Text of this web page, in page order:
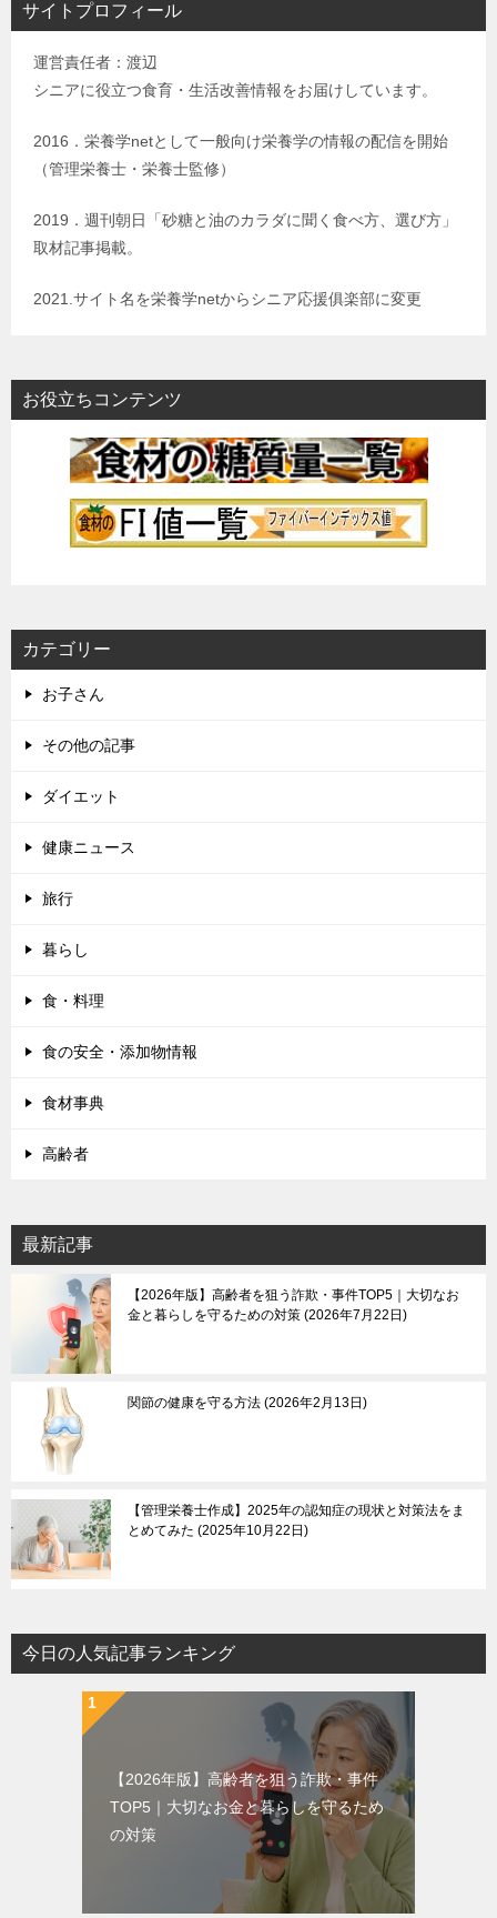
サイトプロフィール
運営責任者：渡辺
シニアに役立つ食育・生活改善情報をお届けしています。
2016．栄養学netとして一般向け栄養学の情報の配信を開始
（管理栄養士・栄養士監修）
2019．週刊朝日「砂糖と油のカラダに聞く食べ方、選び方」
取材記事掲載。
2021.サイト名を栄養学netからシニア応援俱楽部に変更
お役立ちコンテンツ
カテゴリー
お子さん
その他の記事
ダイエット
健康ニュース
旅行
暮らし
食・料理
食の安全・添加物情報
食材事典
高齢者
最新記事
【2026年版】高齢者を狙う詐欺・事件TOP5｜大切なお
金と暮らしを守るための対策 2026年7月22日
関節の健康を守る方法 2026年2月13日
【管理栄養士作成】2025年の認知症の現状と対策法をま
とめてみた 2025年10月22日
今日の人気記事ランキング
【2026年版】高齢者を狙う詐欺・事件
TOP5｜大切なお金と暮らしを守るため
の対策